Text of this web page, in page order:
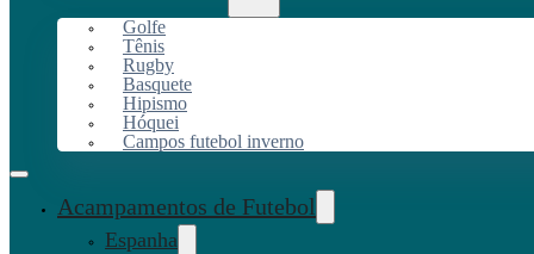
Golfe
Tênis
Rugby
Basquete
Hipismo
Hóquei
Campos futebol inverno
Acampamentos de Futebol
Espanha